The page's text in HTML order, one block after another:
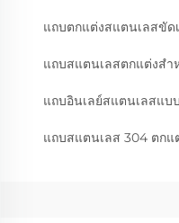
แถบตกแต่งสแตนเลสขัด
แถบสแตนเลสตกแต่งส
แถบอินเลย์สแตนเลสแบ
แถบสแตนเลส 304 ตกแ